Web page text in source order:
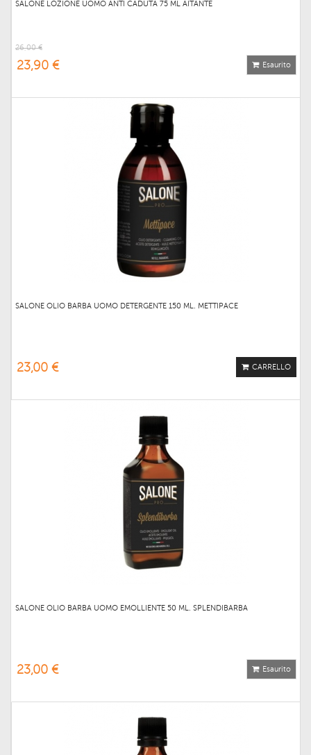
SALONE LOZIONE UOMO ANTI CADUTA 75 ML AITANTE
26,00 €
23,90 € Esaurito
SALONE OLIO BARBA UOMO DETERGENTE 150 ML. METTIPACE
23,00 € CARRELLO
SALONE OLIO BARBA UOMO EMOLLIENTE 50 ML. SPLENDIBARBA
23,00 € Esaurito